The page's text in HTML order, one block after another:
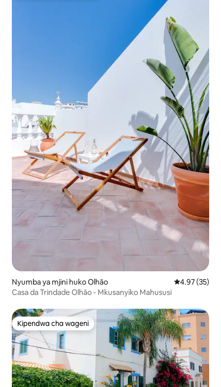
Nyumba ya mjini huko Olhão Ukadiriaji wa
4.97 (35)
Casa da Trindade Olhão - Mkusanyiko Mahususi
Kipendwa cha wageni
Kipendwa cha wageni